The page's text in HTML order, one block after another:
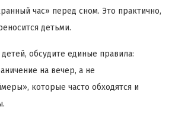
час» перед сном. Это практично,
детьми.
обсудите единые правила:
на вечер, а не
которые часто обходятся и